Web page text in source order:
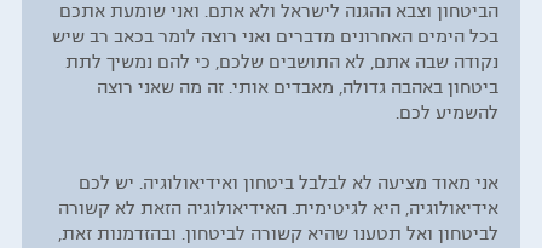
הביטחון וצבא ההגנה לישראל ולא אתם. ואני שומעת אתכם
בכל הימים האחרונים מדברים ואני רוצה לומר בכאב רב שיש
נקודה שבה אתם, לא התושבים שלכם, כי להם נמשיך לתת
ביטחון באהבה גדולה, מאבדים אותי. זה מה שאני רוצה
להשמיע לכם.
אני מאוד מציעה לא לבלבל ביטחון ואידיאולוגיה. יש לכם
אידיאולוגיה, היא לגיטימית. האידיאולוגיה הזאת לא קשורה
לביטחון ואל תטענו שהיא קשורה לביטחון. ובהזדמנות זאת,